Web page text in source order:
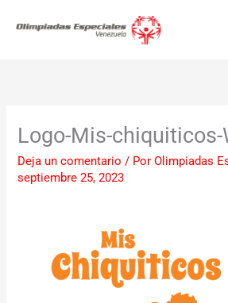
Logo-Mis-chiquiticos-
Deja un comentario / PorOlimpiadas
septiembre 25, 2023